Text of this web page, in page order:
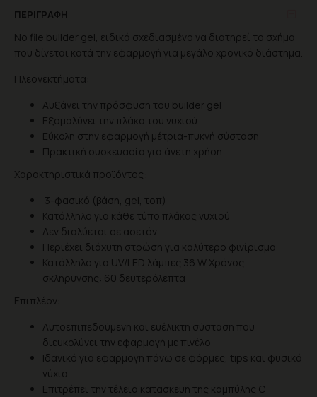
ΠΕΡΙΓΡΑΦΉ
No file builder gel, ειδικά σχεδιασμένο να διατηρεί το σχήμα
που δίνεται κατά την εφαρμογή για μεγάλο χρονικό διάστημα.
Πλεονεκτήματα:
Αυξάνει την πρόσφυση του builder gel
Εξομαλύνει την πλάκα του νυχιού
Εύκολη στην εφαρμογή μέτρια-πυκνή σύσταση
Πρακτική συσκευασία για άνετη χρήση
Χαρακτηριστικά προϊόντος:
3-φασικό (βάση, gel, τοπ)
Κατάλληλο για κάθε τύπο πλάκας νυχιού
Δεν διαλύεται σε ασετόν
Περιέχει διάχυτη στρώση για καλύτερο φινίρισμα
Κατάλληλο για UV/LED λάμπες 36 W Χρόνος
σκλήρυνσης: 60 δευτερόλεπτα
Επιπλέον:
Αυτοεπιπεδούμενη και ευέλικτη σύσταση που
διευκολύνει την εφαρμογή με πινέλο
Ιδανικό για εφαρμογή πάνω σε φόρμες, tips και φυσικά
νύχια
Επιτρέπει την τέλεια κατασκευή της καμπύλης C